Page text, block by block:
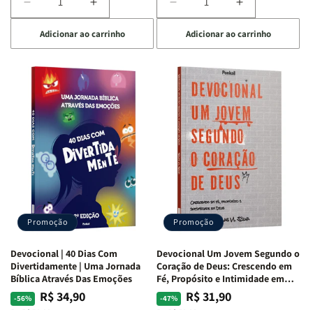
Diminuir
a
quantidade
de
Devocional
Quarto
de
Guerra
Isabelle
S.
Alves
Aumentar
a
quantidade
de
Devocional
Quarto
de
Guerra
|
Isabelle
S.
Alves
Adicionar ao carrinho
Diminuir
a
quantidade
de
Devocional
Café
com
Mulheres
da
Bíblia
Equipe
Teológica
Penkal
Aumentar
a
quantidade
de
Devocional
Café
com
Mulheres
da
Bíblia
|
Equipe
Teológica
Penkal
Adicionar ao carrinho
Promoção
Devocional | 40 Dias Com
Divertidamente | Uma Jornada
Bíblica Através Das Emoções
-56%
Preço
PreçoR$ 34,90
Promoção
Devocional Um Jovem Segundo o
Coração de Deus: Crescendo em
Fé, Propósito e Intimidade em
Deus
-47%
Preço
PreçoR$ 31,90